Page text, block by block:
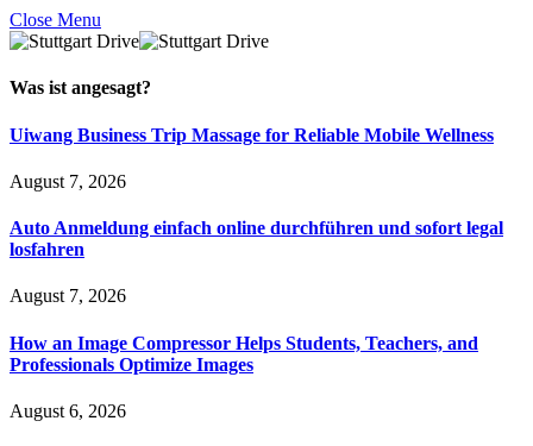
Close Menu
Was ist angesagt?
Uiwang Business Trip Massage for Reliable Mobile Wellness
August 7, 2026
Auto Anmeldung einfach online durchführen und sofort legal
losfahren
August 7, 2026
How an Image Compressor Helps Students, Teachers, and
Professionals Optimize Images
August 6, 2026